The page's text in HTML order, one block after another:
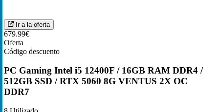
Ir a la oferta
679.99€
Oferta
Código descuento
PC Gaming Intel i5 12400F / 16GB RAM DDR4 /
512GB SSD / RTX 5060 8G VENTUS 2X OC
DDR7